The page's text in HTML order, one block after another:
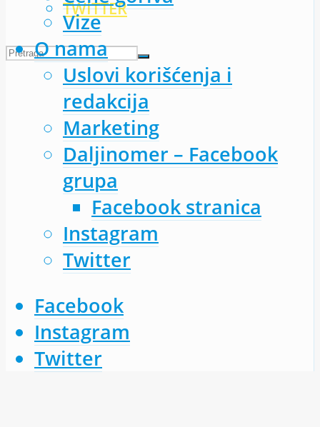
TWITTER
Vize
O nama
Uslovi korišćenja i
redakcija
Marketing
Daljinomer – Facebook
grupa
Facebook stranica
Instagram
Twitter
Facebook
Instagram
Twitter